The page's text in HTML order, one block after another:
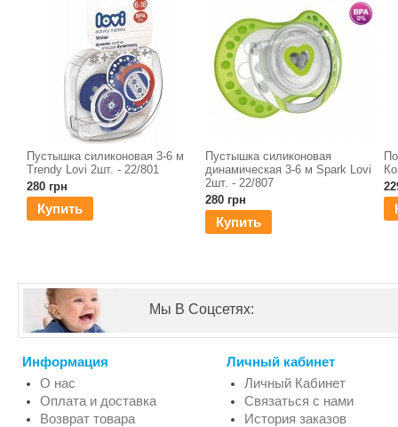
Пустышка силиконовая 3-6 м
Trendy Lovi 2шт. - 22/801
280 грн
Купить
Пустышка силиконовая
динамическая 3-6 м Spark Lovi
2шт. - 22/807
280 грн
Купить
Мы В Соцсетях:
Информация
О нас
Оплата и доставка
Возврат товара
Личный кабинет
Личный Кабинет
Связаться с нами
История заказов